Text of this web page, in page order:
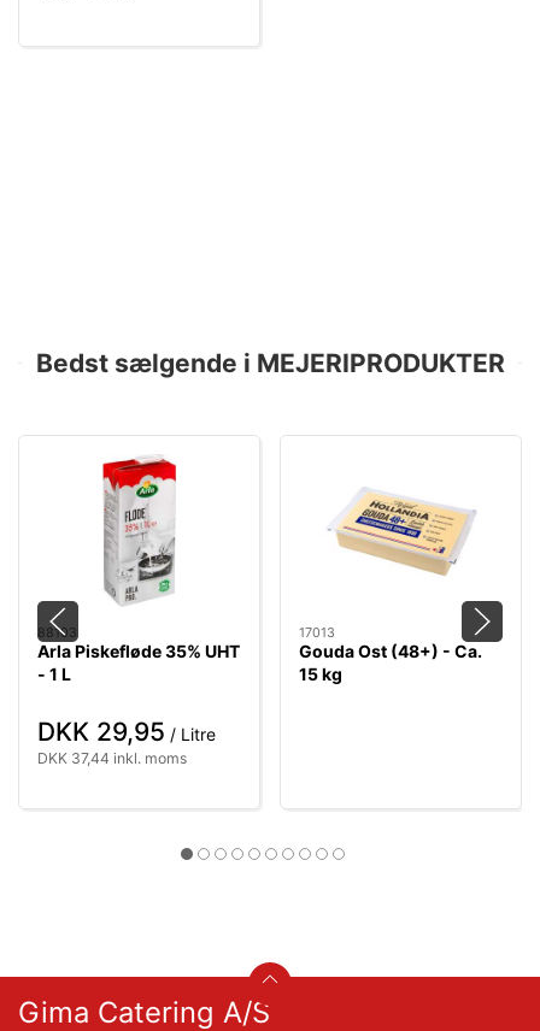
Bedst sælgende i MEJERIPRODUKTER
88103
Arla Piskefløde 35% UHT
- 1 L
DKK 29,95 / Litre
DKK 37,44 inkl. moms
17013
Gouda Ost (48+) - Ca.
15 kg
Gima Catering A/S